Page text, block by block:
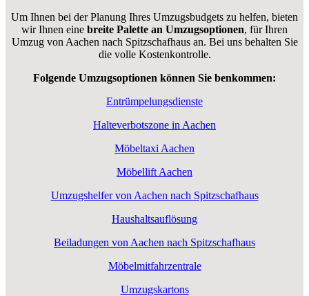
Um Ihnen bei der Planung Ihres Umzugsbudgets zu helfen, bieten
wir Ihnen eine breite Palette an Umzugsoptionen, für Ihren
Umzug von Aachen nach Spitzschafhaus an. Bei uns behalten Sie
die volle Kostenkontrolle.
Folgende Umzugsoptionen können Sie benkommen:
Entrümpelungsdienste
Halteverbotszone in Aachen
Möbeltaxi Aachen
Möbellift Aachen
Umzugshelfer von Aachen nach Spitzschafhaus
Haushaltsauflösung
Beiladungen von Aachen nach Spitzschafhaus
Möbelmitfahrzentrale
Umzugskartons